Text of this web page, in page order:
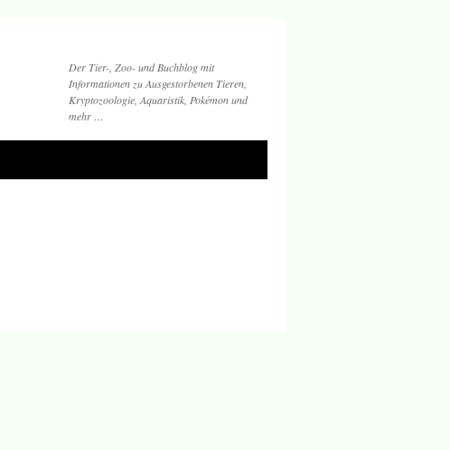
Der Tier-, Zoo- und Buchblog mit
Informationen zu Ausgestorbenen Tieren,
Kryptozoologie, Aquaristik, Pokémon und
mehr …